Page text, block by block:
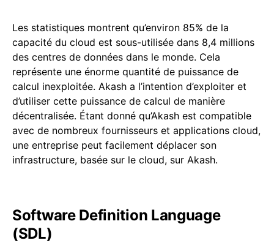
Les statistiques montrent qu’environ 85% de la
capacité du cloud est sous-utilisée dans 8,4 millions
des centres de données dans le monde. Cela
représente une énorme quantité de puissance de
calcul inexploitée. Akash a l’intention d’exploiter et
d’utiliser cette puissance de calcul de manière
décentralisée. Étant donné qu’Akash est compatible
avec de nombreux fournisseurs et applications cloud,
une entreprise peut facilement déplacer son
infrastructure, basée sur le cloud, sur Akash.
Software Definition Language
(SDL)